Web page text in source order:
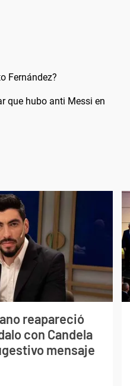
Fernández?
que hubo anti Messi en
reapareció
con Candela
mensaje